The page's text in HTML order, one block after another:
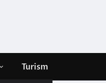
Turism